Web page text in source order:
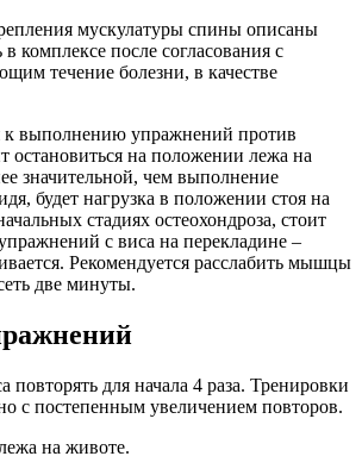
мускулатуры спины описаны
комплексе после согласования с
течение болезни, в качестве
к выполнению упражнений против
остановиться на положении лежа на
значительной, чем выполнение
будет нагрузка в положении стоя на
стадиях остеохондроза, стоит
с виса на перекладине –
Рекомендуется расслабить мышцы
две минуты.
повторять для начала 4 раза. Тренировки
с постепенным увеличением повторов.
на животе.